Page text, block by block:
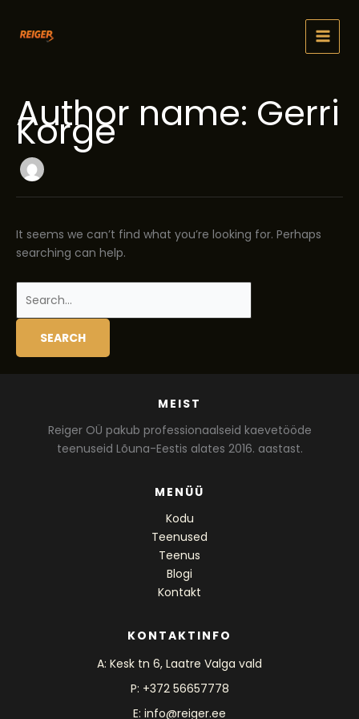
Author name: Gerri
Korge
It seems we can’t find what you’re looking for. Perhaps
searching can help.
for:
MEIST
Reiger OÜ pakub professionaalseid kaevetööde
teenuseid Lõuna-Eestis alates 2016. aastast.
MENÜÜ
Kodu
Teenused
Teenus
Blogi
Kontakt
KONTAKTINFO
A: Kesk tn 6, Laatre Valga vald
P: +372 56657778
E: info@reiger.ee